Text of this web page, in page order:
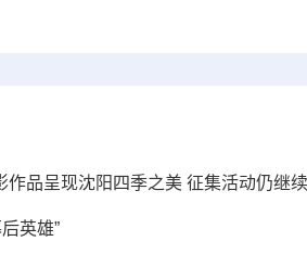
作品呈现沈阳四季之美 征集活动仍继续
英雄”